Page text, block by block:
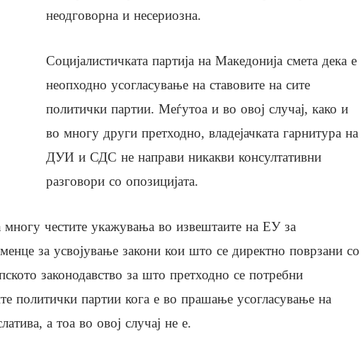
неодговорна и несериозна.
Социјалистичката партија на Македонија смета дека е
неопходно усогласување на ставовите на сите
политички партии. Меѓутоа и во овој случај, како и
во многу други претходно, владејачката гарнитура на
ДУИ и СДС не направи никакви консултативни
разговори со опозицијата.
многу честите укажувања во извештаите на ЕУ за
за усвојување закони кои што се директно поврзани со
законодавство за што претходно се потребни
политички партии кога е во прашање усогласување на
а тоа во овој случај не е.